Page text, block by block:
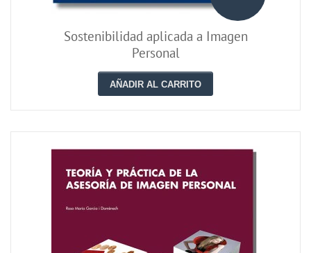
Sostenibilidad aplicada a Imagen
Personal
AÑADIR AL CARRITO